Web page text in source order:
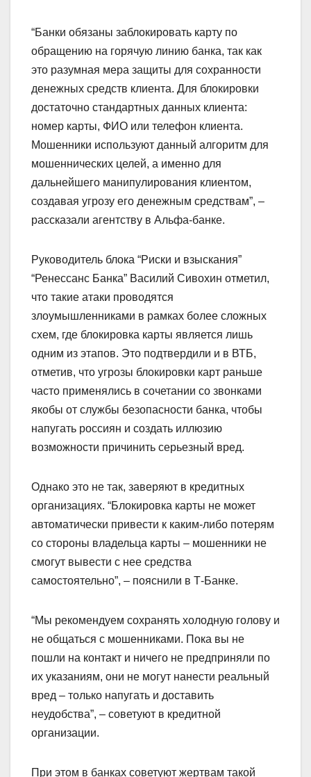
“Банки обязаны заблокировать карту по
обращению на горячую линию банка, так как
это разумная мера защиты для сохранности
денежных средств клиента. Для блокировки
достаточно стандартных данных клиента:
номер карты, ФИО или телефон клиента.
Мошенники используют данный алгоритм для
мошеннических целей, а именно для
дальнейшего манипулирования клиентом,
создавая угрозу его денежным средствам”, –
рассказали агентству в Альфа-банке.
Руководитель блока “Риски и взыскания”
“Ренессанс Банка” Василий Сивохин отметил,
что такие атаки проводятся
злоумышленниками в рамках более сложных
схем, где блокировка карты является лишь
одним из этапов. Это подтвердили и в ВТБ,
отметив, что угрозы блокировки карт раньше
часто применялись в сочетании со звонками
якобы от службы безопасности банка, чтобы
напугать россиян и создать иллюзию
возможности причинить серьезный вред.
Однако это не так, заверяют в кредитных
организациях. “Блокировка карты не может
автоматически привести к каким-либо потерям
со стороны владельца карты – мошенники не
смогут вывести с нее средства
самостоятельно”, – пояснили в Т-Банке.
“Мы рекомендуем сохранять холодную голову и
не общаться с мошенниками. Пока вы не
пошли на контакт и ничего не предприняли по
их указаниям, они не могут нанести реальный
вред – только напугать и доставить
неудобства”, – советуют в кредитной
организации.
При этом в банках советуют жертвам такой